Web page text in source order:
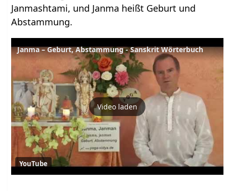
Janmashtami, und Janma heißt Geburt und
Abstammung.
Janma – Geburt, Abstammung - Sanskrit Wörterbuch
Video laden
YouTube